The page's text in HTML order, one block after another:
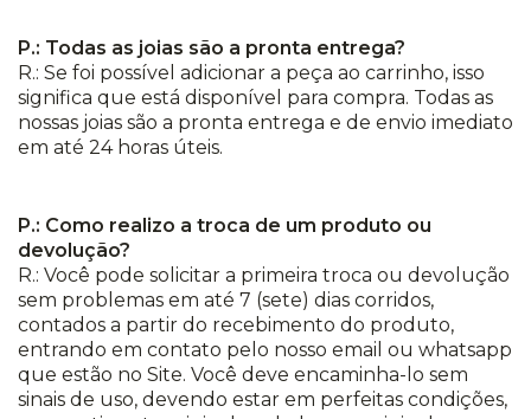
P.: Todas as joias são a pronta entrega?
R.: Se foi possível adicionar a peça ao carrinho, isso
significa que está disponível para compra. Todas as
nossas joias são a pronta entrega e de envio imediato
em até 24 horas úteis.
P.: Como realizo a troca de um produto ou
devolução?
R.: Você pode solicitar a primeira troca ou devolução
sem problemas em até 7 (sete) dias corridos,
contados a partir do recebimento do produto,
entrando em contato pelo nosso email ou whatsapp
que estão no Site. Você deve encaminha-lo sem
sinais de uso, devendo estar em perfeitas condições,